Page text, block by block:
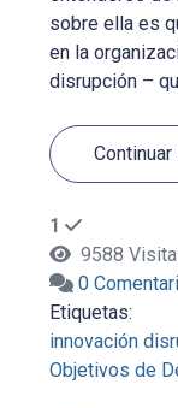
sobre ella es
en la
disrupción –
1
9588
0
Etiquetas:
innovación
Objetivos de